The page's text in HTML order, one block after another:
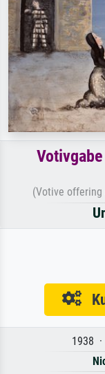
(Votive offering
1938